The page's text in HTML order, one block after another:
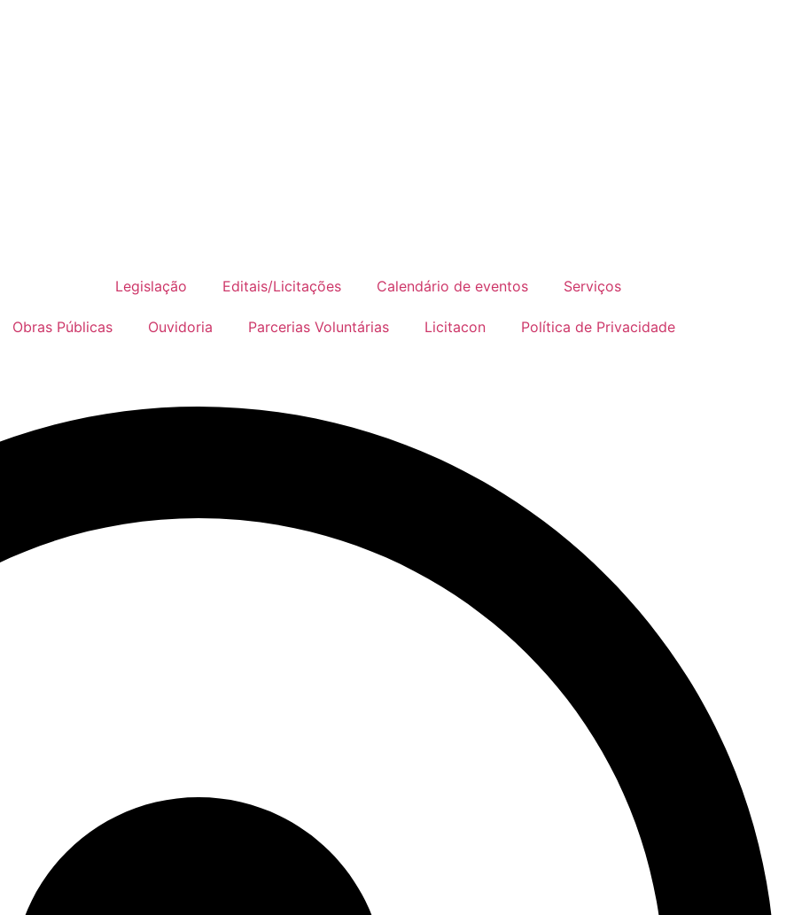
Legislação Editais/Licitações Calendário de eventos Serviços
Obras Públicas Ouvidoria Parcerias Voluntárias Licitacon Política de Privacidade